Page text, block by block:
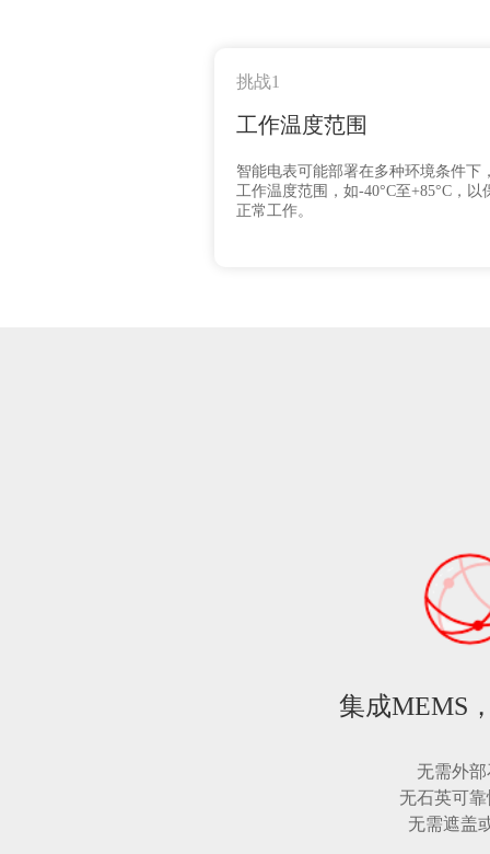
挑战1
工作温度范围
智能电表可能部署在多种环境条件下
工作温度范围，如-40°C至+85°C，
正常工作。
集成MEMS
无需外
无石英可
无需遮盖